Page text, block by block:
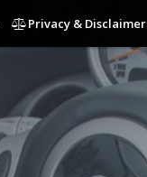
Privacy & Disclaimer